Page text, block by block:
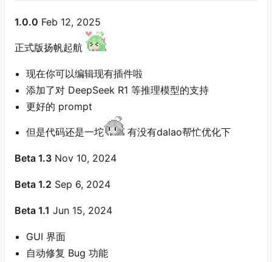
1.0.0 Feb 12, 2025
正式版扬帆起航
现在你可以编辑现有插件啦
添加了对 DeepSeek R1 等推理模型的支持
更好的 prompt
但是代码还是一坨 有没有dalao帮忙优化下
Beta 1.3 Nov 10, 2024
Beta 1.2 Sep 6, 2024
Beta 1.1 Jun 15, 2024
GUI 界面
自动修复 Bug 功能